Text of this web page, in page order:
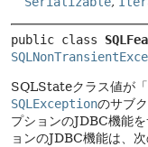
public class
SQLStateクラス値が「
SQLExceptionのサブク
プションのJDBC機能
ョンのJDBC機能は、